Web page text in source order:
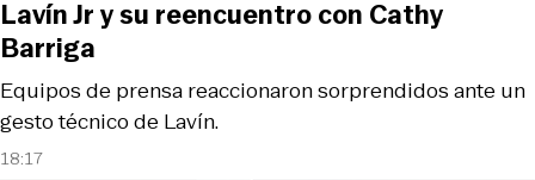
18:17
Equipos de prensa reaccionaron sorprendidos ante un
gesto técnico de Lavín.
Lavín Jr y su reencuentro con Cathy
Barriga